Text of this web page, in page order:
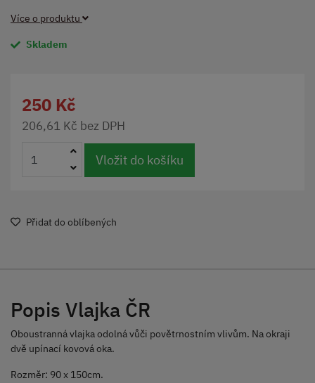
Více o produktu
Skladem
250 Kč
206,61 Kč bez DPH
Vložit do košíku
Přidat do oblíbených
Popis Vlajka ČR
Oboustranná vlajka odolná vůči povětrnostním vlivům. Na okraji
dvě upínací kovová oka.
Rozměr: 90 x 150cm.